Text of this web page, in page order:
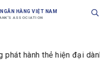
HÀNG VIỆT NAM
ASSOCIATION
thẻ hiện đại dành cho